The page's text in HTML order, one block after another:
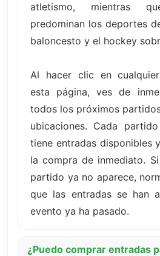
atletismo, mientras
predominan los deportes
baloncesto y el hockey
Al hacer clic en
esta página, ves de
todos los próximos
ubicaciones. Cada
tiene entradas disponibles
la compra de inmediato.
partido ya no aparece,
que las entradas se han
evento ya ha pasado.
¿Puedo comprar entradas